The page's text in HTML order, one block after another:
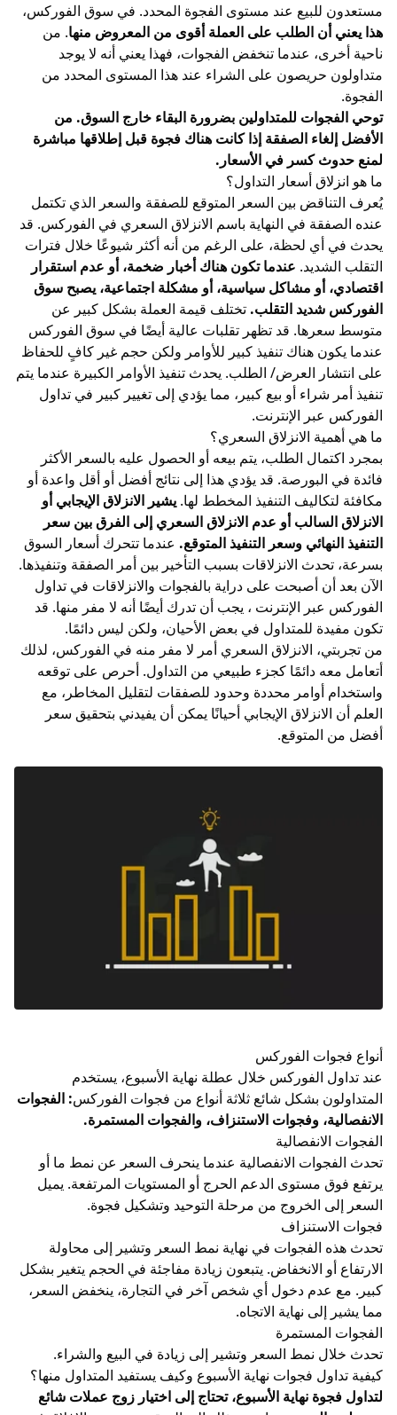
مستعدون للبيع عند مستوى الفجوة المحدد. في سوق الفوركس،
هذا يعني أن الطلب على العملة أقوى من المعروض منها. من
ناحية أخرى، عندما تنخفض الفجوات، فهذا يعني أنه لا يوجد
متداولون حريصون على الشراء عند هذا المستوى المحدد من
الفجوة.
توحي الفجوات للمتداولين بضرورة البقاء خارج السوق. من
الأفضل إلغاء الصفقة إذا كانت هناك فجوة قبل إطلاقها مباشرة
لمنع حدوث كسر في الأسعار.
ما هو انزلاق أسعار التداول؟
يُعرف التناقض بين السعر المتوقع للصفقة والسعر الذي تكتمل
عنده الصفقة في النهاية باسم الانزلاق السعري في الفوركس. قد
يحدث في أي لحظة، على الرغم من أنه أكثر شيوعًا خلال فترات
التقلب الشديد. عندما تكون هناك أخبار ضخمة، أو عدم استقرار
اقتصادي، أو مشاكل سياسية، أو مشكلة اجتماعية، يصبح سوق
الفوركس شديد التقلب. تختلف قيمة العملة بشكل كبير عن
متوسط سعرها. قد تظهر تقلبات عالية أيضًا في سوق الفوركس
عندما يكون هناك تنفيذ كبير للأوامر ولكن حجم غير كافٍ للحفاظ
على انتشار العرض/ الطلب. يحدث تنفيذ الأوامر الكبيرة عندما يتم
تنفيذ أمر شراء أو بيع كبير، مما يؤدي إلى تغيير كبير في تداول
الفوركس عبر الإنترنت.
ما هي أهمية الانزلاق السعري؟
بمجرد اكتمال الطلب، يتم بيعه أو الحصول عليه بالسعر الأكثر
فائدة في البورصة. قد يؤدي هذا إلى نتائج أفضل أو أقل واعدة أو
مكافئة لتكاليف التنفيذ المخطط لها. يشير الانزلاق الإيجابي أو
الانزلاق السالب أو عدم الانزلاق السعري إلى الفرق بين سعر
التنفيذ النهائي وسعر التنفيذ المتوقع. عندما تتحرك أسعار السوق
بسرعة، تحدث الانزلاقات بسبب التأخير بين أمر الصفقة وتنفيذها.
الآن بعد أن أصبحت على دراية بالفجوات والانزلاقات في تداول
الفوركس عبر الإنترنت ، يجب أن تدرك أيضًا أنه لا مفر منها. قد
تكون مفيدة للمتداول في بعض الأحيان، ولكن ليس دائمًا.
من تجربتي، الانزلاق السعري أمر لا مفر منه في الفوركس، لذلك
أتعامل معه دائمًا كجزء طبيعي من التداول. أحرص على توقعه
واستخدام أوامر محددة وحدود للصفقات لتقليل المخاطر، مع
العلم أن الانزلاق الإيجابي أحيانًا يمكن أن يفيدني بتحقيق سعر
أفضل من المتوقع.
أنواع فجوات الفوركس
عند تداول الفوركس خلال عطلة نهاية الأسبوع، يستخدم
المتداولون بشكل شائع ثلاثة أنواع من فجوات الفوركس: الفجوات
الانفصالية، وفجوات الاستنزاف، والفجوات المستمرة.
الفجوات الانفصالية
تحدث الفجوات الانفصالية عندما ينحرف السعر عن نمط ما أو
يرتفع فوق مستوى الدعم الحرج أو المستويات المرتفعة. يميل
السعر إلى الخروج من مرحلة التوحيد وتشكيل فجوة.
فجوات الاستنزاف
تحدث هذه الفجوات في نهاية نمط السعر وتشير إلى محاولة
الارتفاع أو الانخفاض. يتبعون زيادة مفاجئة في الحجم يتغير بشكل
كبير. مع عدم دخول أي شخص آخر في التجارة، ينخفض ​​السعر،
مما يشير إلى نهاية الاتجاه.
الفجوات المستمرة
تحدث خلال نمط السعر وتشير إلى زيادة في البيع والشراء.
كيفية تداول فجوات نهاية الأسبوع وكيف يستفيد المتداول منها؟
لتداول فجوة نهاية الأسبوع، تحتاج إلى اختيار زوج عملات شائع